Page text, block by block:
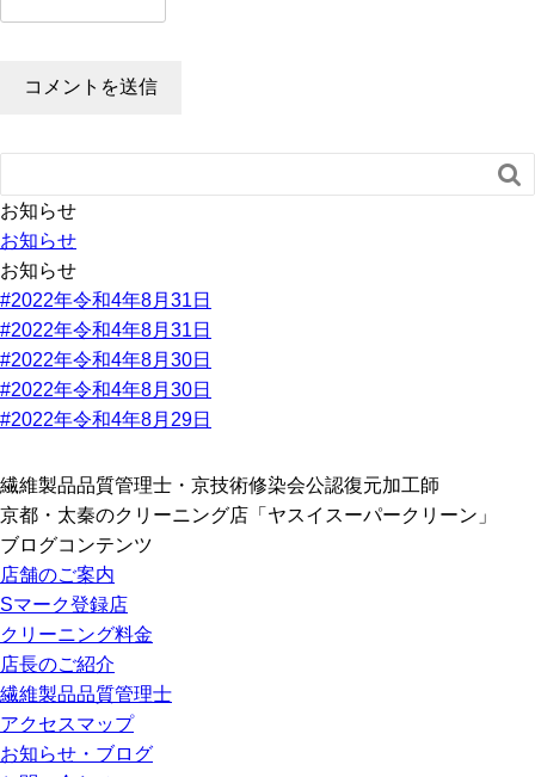

お知らせ
お知らせ
お知らせ
#2022年令和4年8月31日
#2022年令和4年8月31日
#2022年令和4年8月30日
#2022年令和4年8月30日
#2022年令和4年8月29日
繊維製品品質管理士・京技術修染会公認復元加工師
京都・太秦のクリーニング店「ヤスイスーパークリーン」
ブログコンテンツ
店舗のご案内
Sマーク登録店
クリーニング料金
店長のご紹介
繊維製品品質管理士
アクセスマップ
お知らせ・ブログ